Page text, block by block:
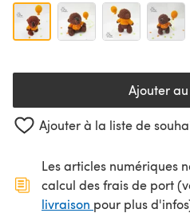
Ajouter
Ajouter à la liste de
Les articles numériques
calcul des frais de port
livraison (s'ouvre dans un
pour plus